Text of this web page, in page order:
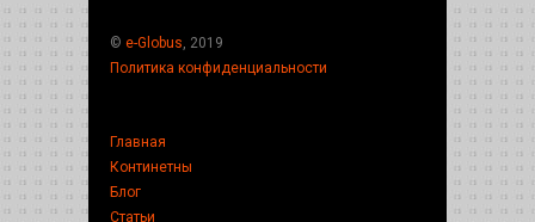
© e-Globus , 2019
Политика конфиденциальности
Главная
Континетны
Блог
Статьи